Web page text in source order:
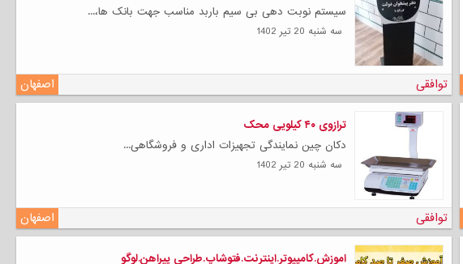
سیستم نوبت دهی بی سیم باربد مناسب جهت بانک ها،...
سه شنبه 20 تیر 1402
اصفهان توافقی
ترازوی ۴۰ کیلویی محک
دکان چین نمایندگی تجهیزات اداری و فروشگاهی...
سه شنبه 20 تیر 1402
اصفهان توافقی
اموزش.کامپیوتر.اینترنت.فتوشاپ.طراحی پیراهن.لوگو